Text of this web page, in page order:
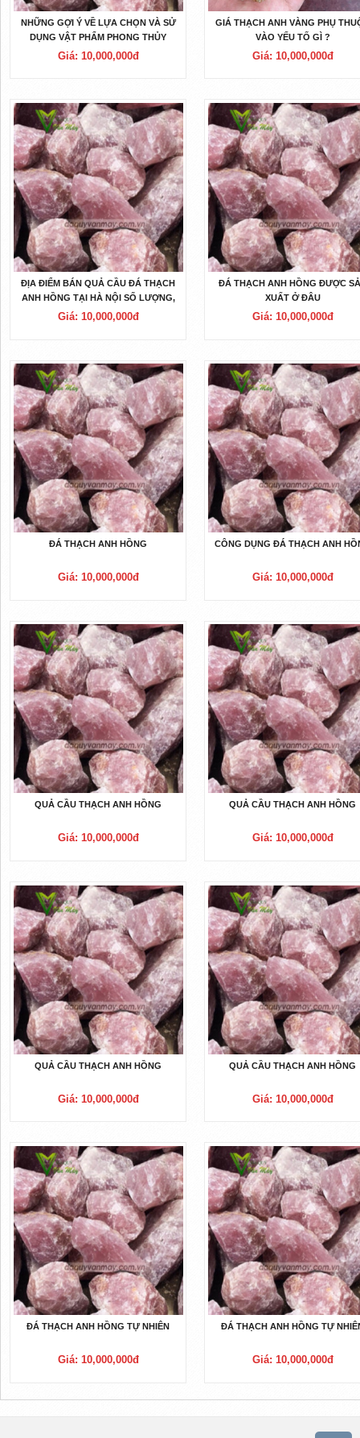
NHỮNG GỢI Ý VỀ LỰA CHỌN VÀ SỬ
DỤNG VẬT PHẨM PHONG THỦY
Giá: 10,000,000đ
GIÁ THẠCH ANH VÀNG PHỤ
VÀO YẾU TỐ GÌ ?
Giá: 10,000,000đ
ĐỊA ĐIỂM BÁN QUẢ CẦU ĐÁ THẠCH
ANH HỒNG TẠI HÀ NỘI SỐ LƯỢNG,
CHẤT LƯỢNG, GIÁ RẺ BẤT NGỜ
Giá: 10,000,000đ
ĐÁ THẠCH ANH HỒNG ĐƯỢC
XUẤT Ở ĐÂU
Giá: 10,000,000đ
ĐÁ THẠCH ANH HỒNG
Giá: 10,000,000đ
CÔNG DỤNG ĐÁ THẠCH ANH
Giá: 10,000,000đ
QUẢ CẦU THẠCH ANH HỒNG
Giá: 10,000,000đ
QUẢ CẦU THẠCH ANH HỒNG
Giá: 10,000,000đ
QUẢ CẦU THẠCH ANH HỒNG
Giá: 10,000,000đ
QUẢ CẦU THẠCH ANH HỒNG
Giá: 10,000,000đ
ĐÁ THẠCH ANH HỒNG TỰ NHIÊN
Giá: 10,000,000đ
ĐÁ THẠCH ANH HỒNG TỰ
Giá: 10,000,000đ